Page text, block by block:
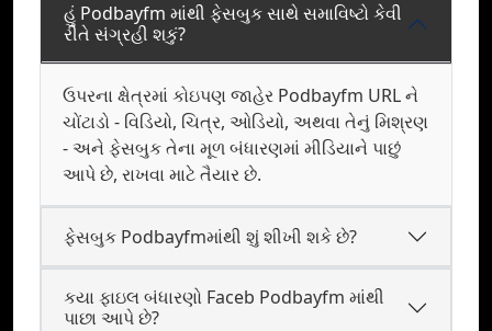
હું Podbayfm માંથી ફેસબુક સાથે સમાવિષ્ટો કેવી
રીતે સંગ્રહી શકું?
ઉપરના ક્ષેત્રમાં કોઇપણ જાહેર Podbayfm URL ને
ચોંટાડો - વિડિયો, ચિત્ર, ઓડિયો, અથવા તેનું મિશ્રણ
- અને ફેસબુક તેના મૂળ બંધારણમાં મીડિયાને પાછું
આપે છે, રાખવા માટે તૈયાર છે.
ફેસબુક Podbayfmમાંથી શું શીખી શકે છે?
કયા ફાઇલ બંધારણો Faceb Podbayfm માંથી
પાછા આપે છે?